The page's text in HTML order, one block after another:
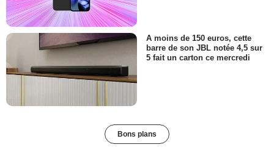
A moins de 150 euros, cette
barre de son JBL notée 4,5 sur
5 fait un carton ce mercredi
Bons plans